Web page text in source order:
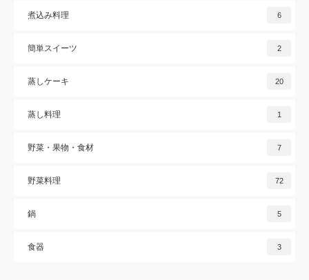
煮込み料理 6
簡単スイーツ 2
蒸しケーキ 20
蒸し料理 1
野菜・果物・食材 7
野菜料理 72
鍋 5
食器 3